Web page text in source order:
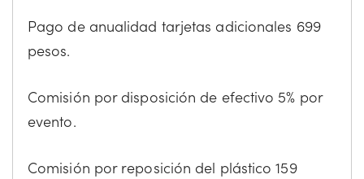
Pago de anualidad tarjetas adicionales 699
pesos.
Comisión por disposición de efectivo 5% por
evento.
Comisión por reposición del plástico 159